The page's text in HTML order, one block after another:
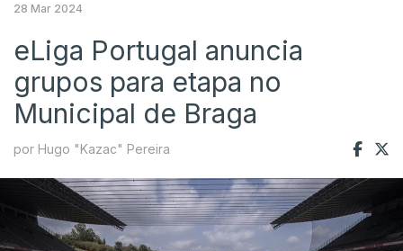
28 Mar 2024
eLiga Portugal anuncia
grupos para etapa no
Municipal de Braga
por Hugo "Kazac" Pereira